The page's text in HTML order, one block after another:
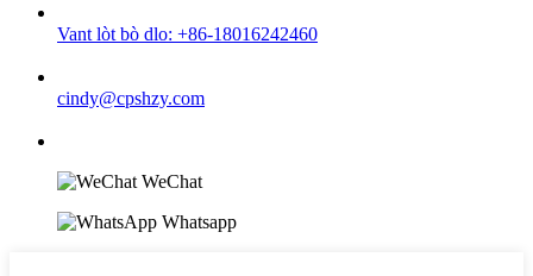
Vant lòt bò dlo: +86-18016242460
cindy@cpshzy.com
WeChat
Whatsapp